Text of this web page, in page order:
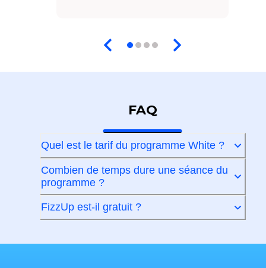
FAQ
Quel est le tarif du programme White ?
Combien de temps dure une séance du
programme ?
FizzUp est-il gratuit ?